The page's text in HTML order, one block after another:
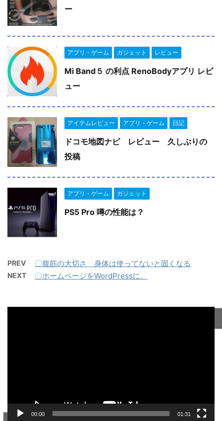
ー
アプリ・ゲーム ガジェット レビュー
Mi Band５ の利点 RenoBodyアプリ レビ
ュー
アイテムレビュー アプリ・ゲーム 日記
ドコモ地図ナビ レビュー 久しぶりの
投稿
アプリ・ゲーム ガジェット
PS5 Pro 噂の性能は？
PREV 〇腹筋の大切さ 身体は使ってないと固くなる
NEXT 〇ホームページをWordPressに。
00:00 01:31